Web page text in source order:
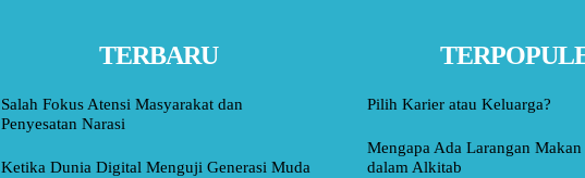
TERBARU
Salah Fokus Atensi Masyarakat dan
Penyesatan Narasi
Ketika Dunia Digital Menguji Generasi Muda
Pilih Karier atau Keluarga?
Mengapa Ada Larangan
dalam Alkitab